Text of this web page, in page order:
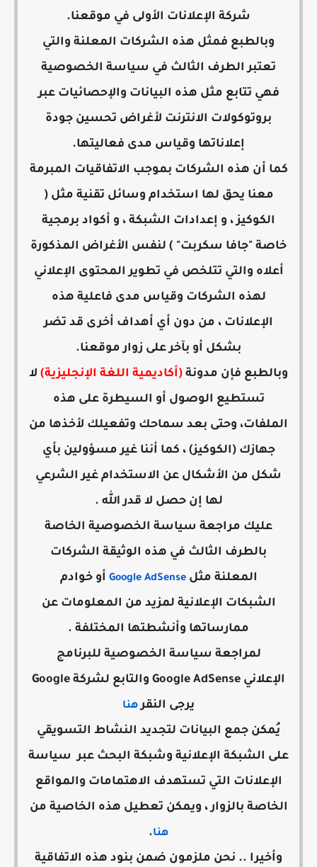
شركة الإعلانات الأولى في موقعنا.
وبالطبع فمثل هذه الشركات المعلنة والتي
تعتبر الطرف الثالث في سياسة الخصوصية
فهي تتابع مثل هذه البيانات والإحصائيات عبر
بروتوكولات الانترنت لأغراض تحسين جودة
إعلاناتها وقياس مدى فعاليتها.
كما أن هذه الشركات بموجب الاتفاقيات المبرمة
معنا يحق لها استخدام وسائل تقنية مثل (
الكوكيز ، و إعدادات الشبكة ، و أكواد برمجية
خاصة "جافا سكربت" ) لنفس الأغراض المذكورة
أعلاه والتي تتلخص في تطوير المحتوى الإعلاني
لهذه الشركات وقياس مدى فاعلية هذه
الإعلانات ، من دون أي أهداف أخرى قد تضر
بشكل أو بآخر على زوار موقعنا.
وبالطبع فإن مدونة (أكاديمية اللغة الإنجليزية) لا
تستطيع الوصول أو السيطرة على هذه
الملفات، وحتى بعد سماحك وتفعيلك لأخذها من
جهازك (الكوكيز) ، كما أننا غير مسؤولين بأي
شكل من الأشكال عن الاستخدام غير الشرعي
لها إن حصل لا قدر الله .
عليك مراجعة سياسة الخصوصية الخاصة
بالطرف الثالث في هذه الوثيقة الشركات
المعلنة مثلGoogle AdSense أو خوادم
الشبكات الإعلانية لمزيد من المعلومات عن
ممارساتها وأنشطتها المختلفة .
لمراجعة سياسة الخصوصية للبرنامج
الإعلاني Google AdSense والتابع لشركة Google
يرجى النقرهنا
يُمكن جمع البيانات لتجديد النشاط التسويقي
على الشبكة الإعلانية وشبكة البحث عبر سياسة
الإعلانات التي تستهدف الاهتمامات والمواقع
الخاصة بالزوار ، ويمكن تعطيل هذه الخاصية من
هنا.
وأخيرا .. نحن ملزمون ضمن بنود هذه الاتفاقية